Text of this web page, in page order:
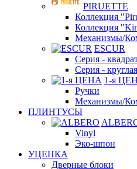
PIRUETTE
Коллекция
Коллекция
Механизмы/
ESCUR
Серия -
Серия -
1-я
Ручки
Механизмы/
ПЛИНТУСЫ
Vinyl
Эко-шпон
УЦЕНКА
Дверные блоки